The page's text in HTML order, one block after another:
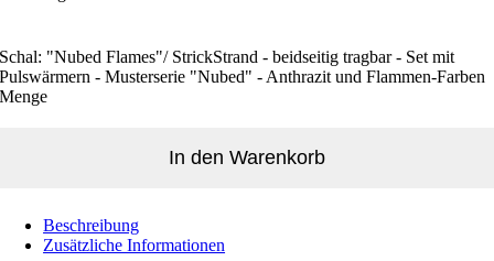
Schal: "Nubed Flames"/ StrickStrand - beidseitig tragbar - Set mit
Pulswärmern - Musterserie "Nubed" - Anthrazit und Flammen-Farben
Menge
In den Warenkorb
Beschreibung
Zusätzliche Informationen